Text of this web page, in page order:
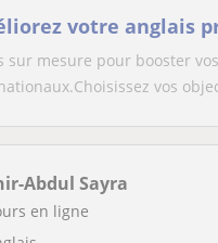
votre anglais
sur mesure pour booster
vos
Abdul Sayra
en ligne